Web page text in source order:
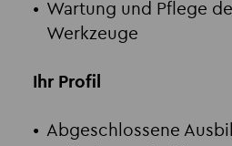
Wartung und Pflege
Werkzeuge
Ihr Profil
Abgeschlossene